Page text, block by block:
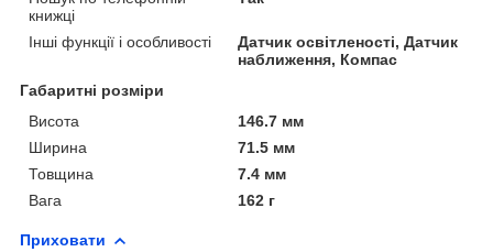
книжці
Інші функції і особливості
Датчик освітленості, Датчик
наближення, Компас
Габаритні розміри
Висота
146.7 мм
Ширина
71.5 мм
Товщина
7.4 мм
Вага
162 г
Приховати